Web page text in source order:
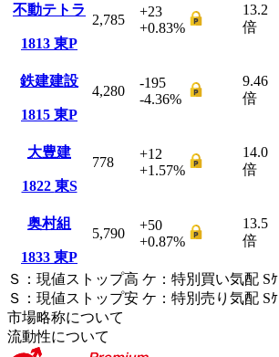
不動テトラ
1813 東P
2,785
+23
+0.83%
13.2
倍
鉄建建設
1815 東P
4,280
-195
-4.36%
9.46
倍
大豊建
1822 東S
778
+12
+1.57%
14.0
倍
奥村組
1833 東P
5,790
+50
+0.87%
13.5
倍
Ｓ ： 現値ストップ高 ケ ： 特別買い気配 Sｹ
Ｓ ： 現値ストップ安 ケ ： 特別売 り 気配 Sｹ
市場略称について
流動性について